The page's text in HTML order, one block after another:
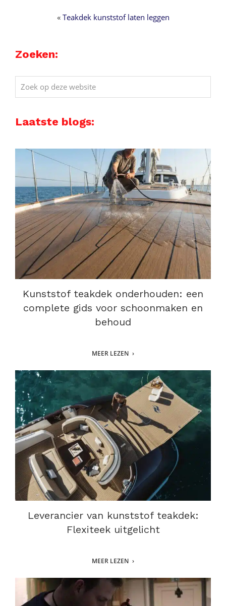
« Teakdek kunststof laten leggen
Zoeken:
Zoek
op
website
Laatste blogs:
Kunststof teakdek onderhouden: een
complete gids voor schoonmaken en
behoud
MEER LEZEN
Leverancier van kunststof teakdek:
Flexiteek uitgelicht
MEER LEZEN